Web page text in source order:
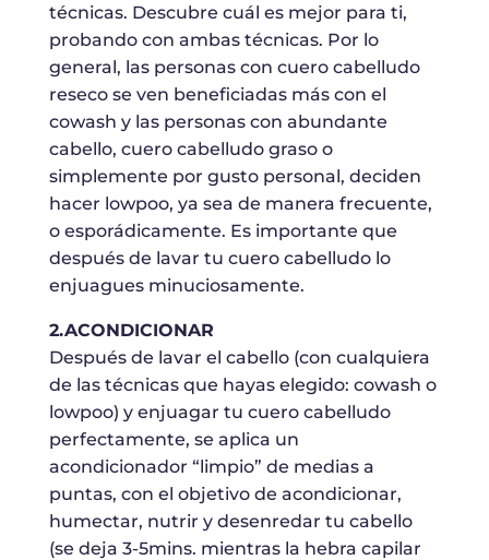
técnicas. Descubre cuál es mejor para ti,
probando con ambas técnicas. Por lo
general, las personas con cuero cabelludo
reseco se ven beneficiadas más con el
cowash y las personas con abundante
cabello, cuero cabelludo graso o
simplemente por gusto personal, deciden
hacer lowpoo, ya sea de manera frecuente,
o esporádicamente. Es importante que
después de lavar tu cuero cabelludo lo
enjuagues minuciosamente.
2.ACONDICIONAR
Después de lavar el cabello (con cualquiera
de las técnicas que hayas elegido: cowash o
lowpoo) y enjuagar tu cuero cabelludo
perfectamente, se aplica un
acondicionador “limpio” de medias a
puntas, con el objetivo de acondicionar,
humectar, nutrir y desenredar tu cabello
(se deja 3-5mins. mientras la hebra capilar